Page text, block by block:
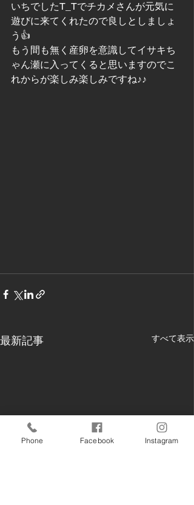
いちでしたT_Tでチカメさんが元気に
遊びに来てくれたので良しとしましょ
う👍
もう間も無く産卵を意識してイサキち
ゃん瀬に入ってくると思いますのでこ
れからが楽しみ楽しみですね♪♪
最新記事 すべて表示
Phone Facebook Instagram